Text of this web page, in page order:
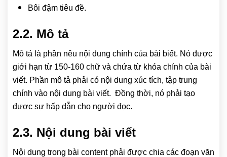
Bôi đậm tiêu đề.
2.2. Mô tả
Mô tả là phần nêu nội dung chính của bài biết. Nó được
giới hạn từ 150-160 chữ và chứa từ khóa chính của bài
viết. Phần mô tả phải có nội dung xúc tích, tập trung
chính vào nội dung bài viết. Đồng thời, nó phải tạo
được sự hấp dẫn cho người đọc.
2.3. Nội dung bài viết
Nội dung trong bài content phải được chia các đoạn văn